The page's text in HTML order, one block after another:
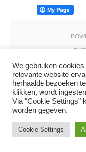
We gebruiken
relevante website
herhaalde bezoeken
klikken, wordt
Via "Cookie Settings"
worden gegeven.
Cookie Settings